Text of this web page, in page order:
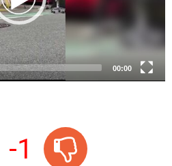
00:00
-1